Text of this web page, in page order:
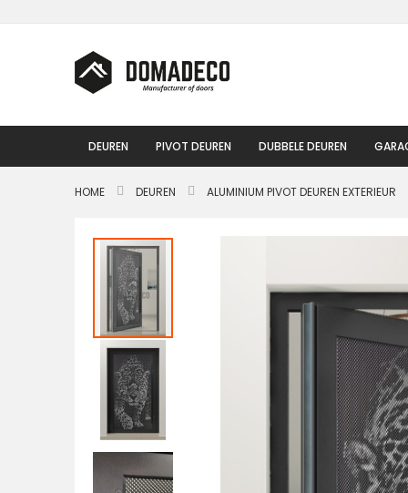
naar
inhoud
DEUREN PIVOT DEUREN DUBBELE DEUREN
HOME DEUREN ALUMINIUM PIVOT DEUREN EXTERIEUR
Ga
het
einde
afbeeldingen-
gallerij